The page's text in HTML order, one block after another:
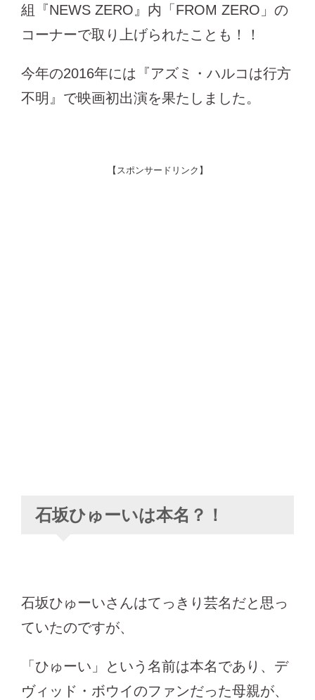
組『NEWS ZERO』内「FROM ZERO」の
コーナーで取り上げられたことも！！
今年の2016年には『アズミ・ハルコは行方
不明』で映画初出演を果たしました。
【スポンサードリンク】
石坂ひゅーいは本名？！
石坂ひゅーいさんはてっきり芸名だと思っ
ていたのですが、
「ひゅーい」という名前は本名であり、デ
ヴィッド・ボウイのファンだった母親が、